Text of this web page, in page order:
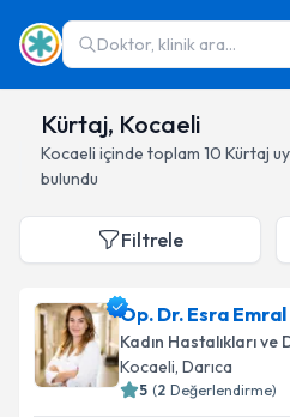
Doktor, klinik ara...
Kürtaj, Kocaeli
Kocaeli içinde toplam 10 Kürtaj
bulundu
Filtrele
Op. Dr. Esra Emral
Kadın Hastalıkları ve
Kocaeli, Darıca
5 (2 Değerlendirme)